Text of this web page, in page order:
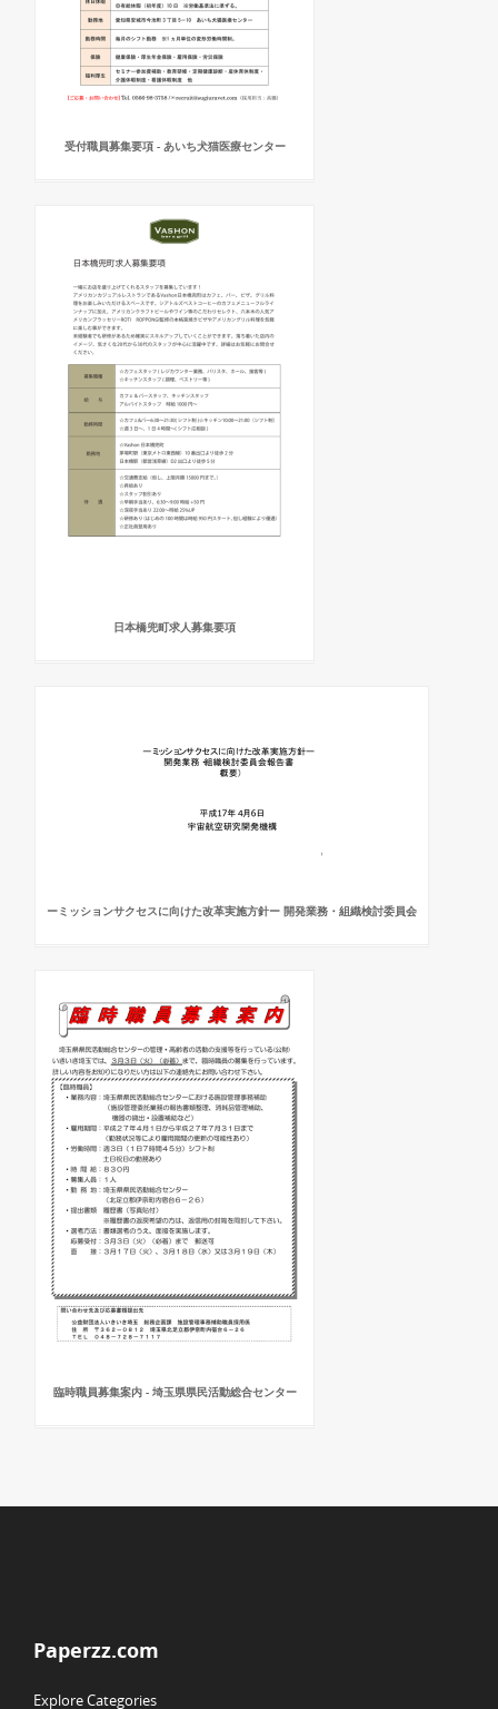
受付職員募集要項 - あいち犬猫医療センター
日本橋兜町求人募集要項
ーミッションサクセスに向けた改革実施方針ー 開発業務・組織検討委員会
臨時職員募集案内 - 埼玉県県民活動総合センター
Paperzz.com
Explore Categories